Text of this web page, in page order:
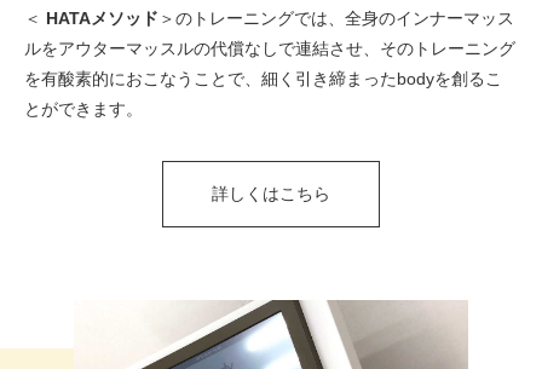
＜ HATAメソッド ＞のトレーニングでは、全身のインナーマッス
ルをアウターマッスルの代償なしで連結させ、そのトレーニング
を有酸素的におこなうことで、細く引き締まったbodyを創るこ
とができます。
詳しくはこちら